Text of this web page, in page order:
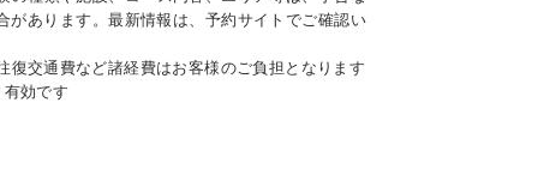
があります。最新情報は、予約サイトでご確認い
復交通費など諸経費はお客様のご負担となります
有効です